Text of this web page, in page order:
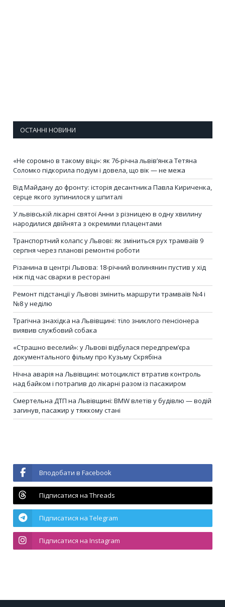
ОСТАННІ НОВИНИ
«Не соромно в такому віці»: як 76-річна львів’янка Тетяна
Соломко підкорила подіум і довела, що вік — не межа
Від Майдану до фронту: історія десантника Павла Кириченка,
серце якого зупинилося у шпиталі
У львівській лікарні святої Анни з різницею в одну хвилину
народилися двійнята з окремими плацентами
Транспортний колапс у Львові: як зміниться рух трамваїв 9
серпня через планові ремонтні роботи
Різанина в центрі Львова: 18-річний волинянин пустив у хід
ніж під час сварки в ресторані
Ремонт підстанції у Львові змінить маршрути трамваїв №4 і
№8 у неділю
Трагічна знахідка на Львівщині: тіло зниклого пенсіонера
виявив службовий собака
«Страшно веселий»: у Львові відбулася передпрем’єра
документального фільму про Кузьму Скрябіна
Нічна аварія на Львівщині: мотоцикліст втратив контроль
над байком і потрапив до лікарні разом із пасажиром
Смертельна ДТП на Львівщині: BMW влетів у будівлю — водій
загинув, пасажир у тяжкому стані
Вподобати в Facebook
Підписатися на Threads
Підписатися на Telegram
Підписатися на Instagram